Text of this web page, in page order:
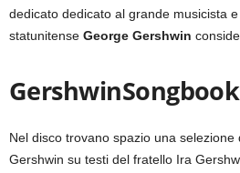
dedicato dedicato al grande musicista
statunitense George Gershwin
GershwinSongbook
Nel disco trovano spazio una
Gershwin su testi del fratello Ira